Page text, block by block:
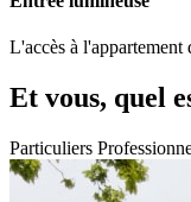
L'accès à l'appartement
Et vous, quel
Particuliers